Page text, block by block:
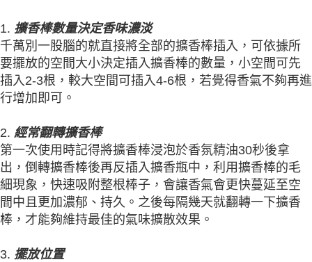
1. 擴香棒數量決定香味濃淡
千萬別一股腦的就直接將全部的擴香棒插入，可依據所
要擺放的空間大小決定插入擴香棒的數量，小空間可先
插入2-3根，較大空間可插入4-6根，若覺得香氣不夠再進
行增加即可。
2. 經常翻轉擴香棒
第一次使用時記得將擴香棒浸泡於香氛精油30秒後拿
出，倒轉擴香棒後再反插入擴香瓶中，利用擴香棒的毛
細現象，快速吸附整根棒子，會讓香氣會更快蔓延至空
間中且更加濃郁、持久。之後每隔幾天就翻轉一下擴香
棒，才能夠維持最佳的氣味擴散效果。
3. 擺放位置